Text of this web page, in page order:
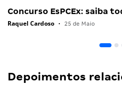
Concurso EsPCEx: saiba
Raquel Cardoso • 25 de Maio
Depoimentos